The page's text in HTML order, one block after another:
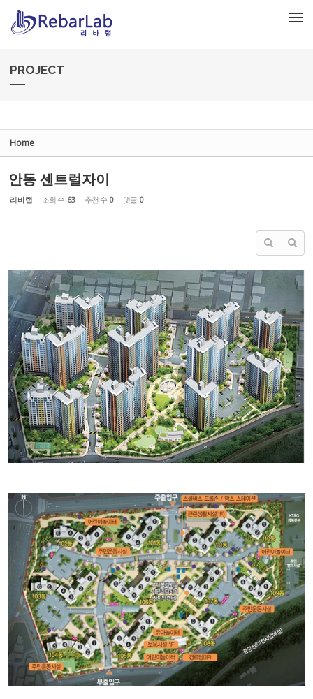
PROJECT
Home
안동 센트럴자이
리바랩 조회 수 63 추천 수 0 댓글 0